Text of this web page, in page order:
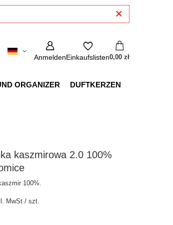
AnmeldenEinkaufslisten0,00 zł
ORGANIZER
DUFTKERZEN
kaszmirowa 2.0 100%
100%.
MwSt /szt.